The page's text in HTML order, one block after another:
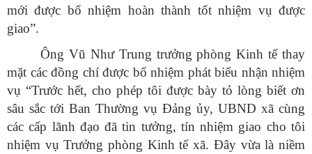
mới được bổ nhiệm hoàn thành tốt nhiệm vụ được
giao”.
Ông Vũ Như Trung trưởng phòng Kinh tế thay
mặt các đồng chí được bổ nhiệm phát biểu nhận nhiệm
vụ “Trước hết, cho phép tôi được bày tỏ lòng biết ơn
sâu sắc tới Ban Thường vụ Đảng ủy, UBND xã cùng
các cấp lãnh đạo đã tin tưởng, tín nhiệm giao cho tôi
nhiệm vụ Trưởng phòng Kinh tế xã. Đây vừa là niềm